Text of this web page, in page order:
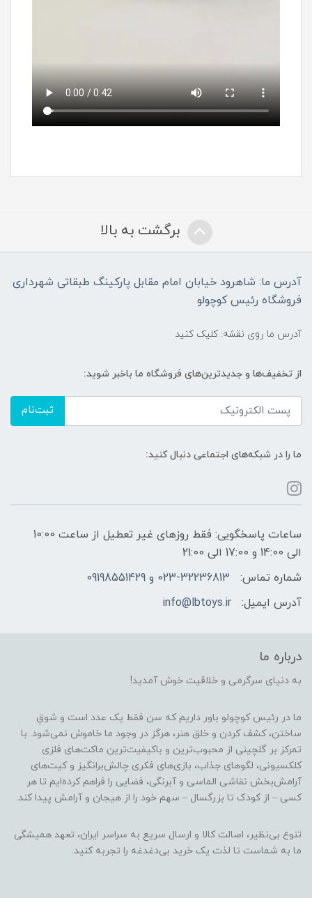
برگشت به بالا
آدرس ما: شاهرود خیابان امام مقابل پارکینگ طبقاتی شهرداری
فروشگاه رئیس کوچولو
آدرس ما روی نقشه: کلیک کنید
از تخفیف‌ها و جدیدترین‌های فروشگاه ما باخبر شوید:
ثبت‌نام
ما را در شبکه‌های اجتماعی دنبال کنید:
ساعات پاسخگویی: فقط روزهای غیر تعطیل از ساعت 10:00
الی 14:00 و 17:00 الی 21:00
شماره تماس:
023-32236813 و 09198551429
آدرس ایمیل:
info@lbtoys.ir
درباره ما
به دنیای سرگرمی و خلاقیت خوش آمدید!
ما در رئیس کوچولو باور داریم که سن فقط یک عدد است و شوقِ
ساختن، کشف کردن و خلق هنر، هرگز در وجود ما خاموش نمی‌شود. با
تمرکز بر گلچینی از محبوب‌ترین و باکیفیت‌ترین ماکت‌های فلزی
کلکسیونی، لگوهای جذاب، بازی‌های فکری چالش‌برانگیز و کیت‌های
آرامش‌بخش نقاشی الماسی و آبرنگی، فضایی را فراهم کرده‌ایم تا هر
کسی – از کودک تا بزرگسال – سهم خود را از هیجان و آرامش پیدا کند.
تنوع بی‌نظیر، اصالت کالا و ارسال سریع به سراسر ایران، تعهد همیشگی
ما به شماست تا لذت یک خرید بی‌دغدغه را تجربه کنید.